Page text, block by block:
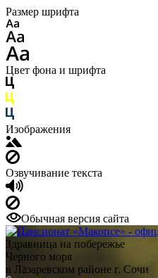
Размер шрифта
Цвет фона и шрифта
Изображения
Озвучивание текста
Обычная версия сайта
Здравница на побережье
Черного моря
в Лазаревском районе г. Сочи